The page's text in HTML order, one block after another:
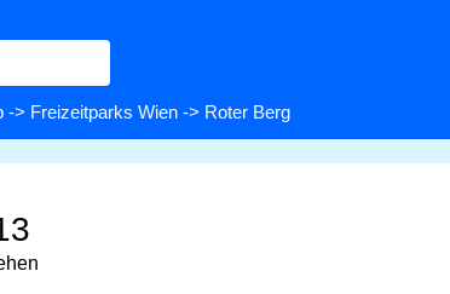
-> Freizeitparks Wien -> Roter Berg